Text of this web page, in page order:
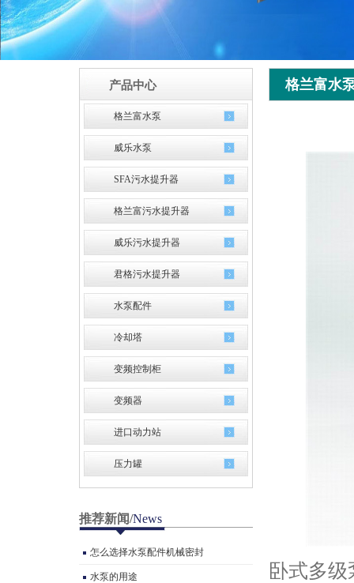
产品中心
格兰富水泵
威乐水泵
SFA污水提升器
格兰富污水提升器
威乐污水提升器
君格污水提升器
水泵配件
冷却塔
变频控制柜
变频器
进口动力站
压力罐
推荐新闻/News
怎么选择水泵配件机械密封
水泵的用途
格兰富水
卧式多